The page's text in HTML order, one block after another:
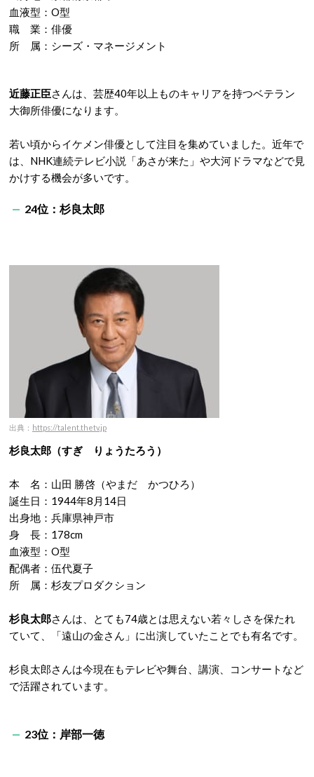
血液型：O型
職 業：俳優
所 属：シーズ・マネージメント
近藤正臣さんは、芸歴40年以上ものキャリアを持つベテラン
大御所俳優になります。
若い頃からイケメン俳優として注目を集めていました。近年で
は、NHK連続テレビ小説「あさが来た」や大河ドラマなどで見
かけする機会が多いです。
24位：杉良太郎
出典： https://talent.thetv.jp
杉良太郎（すぎ りょうたろう）
本 名：山田 勝啓（やまだ かつひろ）
誕生日：1944年8月14日
出身地：兵庫県神戸市
身 長：178cm
血液型：O型
配偶者：伍代夏子
所 属：杉友プロダクション
杉良太郎さんは、とても74歳とは思えない若々しさを保たれ
ていて、「遠山の金さん」に出演していたことでも有名です。
杉良太郎さんは今現在もテレビや舞台、講演、コンサートなど
で活躍されています。
23位：岸部一徳